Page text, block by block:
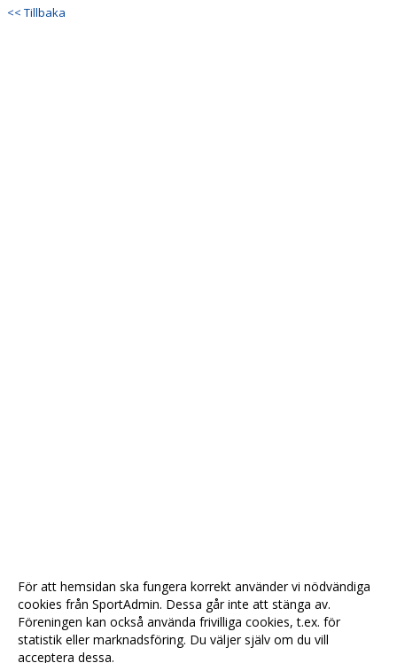
<< Tillbaka
För att hemsidan ska fungera korrekt använder vi nödvändiga
cookies från SportAdmin. Dessa går inte att stänga av.
Föreningen kan också använda frivilliga cookies, t.ex. för
statistik eller marknadsföring. Du väljer själv om du vill
acceptera dessa.